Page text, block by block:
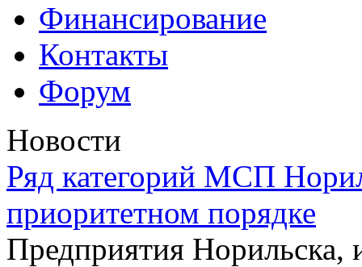
Финансирование
Контакты
Форум
Новости
Ряд категорий МСП
приоритетном порядке
Предприятия